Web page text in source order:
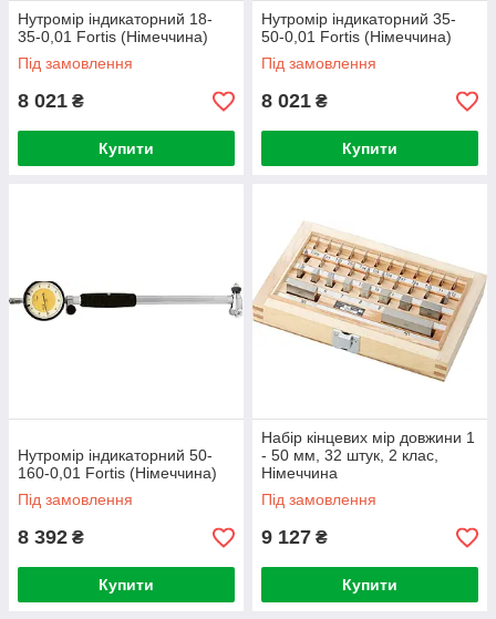
Нутромір індикаторний 18-
35-0,01 Fortis (Німеччина)
Під замовлення
8 021 ₴
Купити
Нутромір індикаторний 35-
50-0,01 Fortis (Німеччина)
Під замовлення
8 021 ₴
Купити
Нутромір індикаторний 50-
160-0,01 Fortis (Німеччина)
Під замовлення
8 392 ₴
Купити
Набір кінцевих мір довжини 1
- 50 мм, 32 штук, 2 клас,
Німеччина
Під замовлення
9 127 ₴
Купити